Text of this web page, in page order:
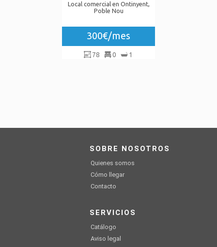
Local comercial en Ontinyent,
Poble Nou
300€/mes
78 0 1
SOBRE NOSOTROS
Quienes somos
Cómo llegar
Contacto
SERVICIOS
Catálogo
Aviso legal